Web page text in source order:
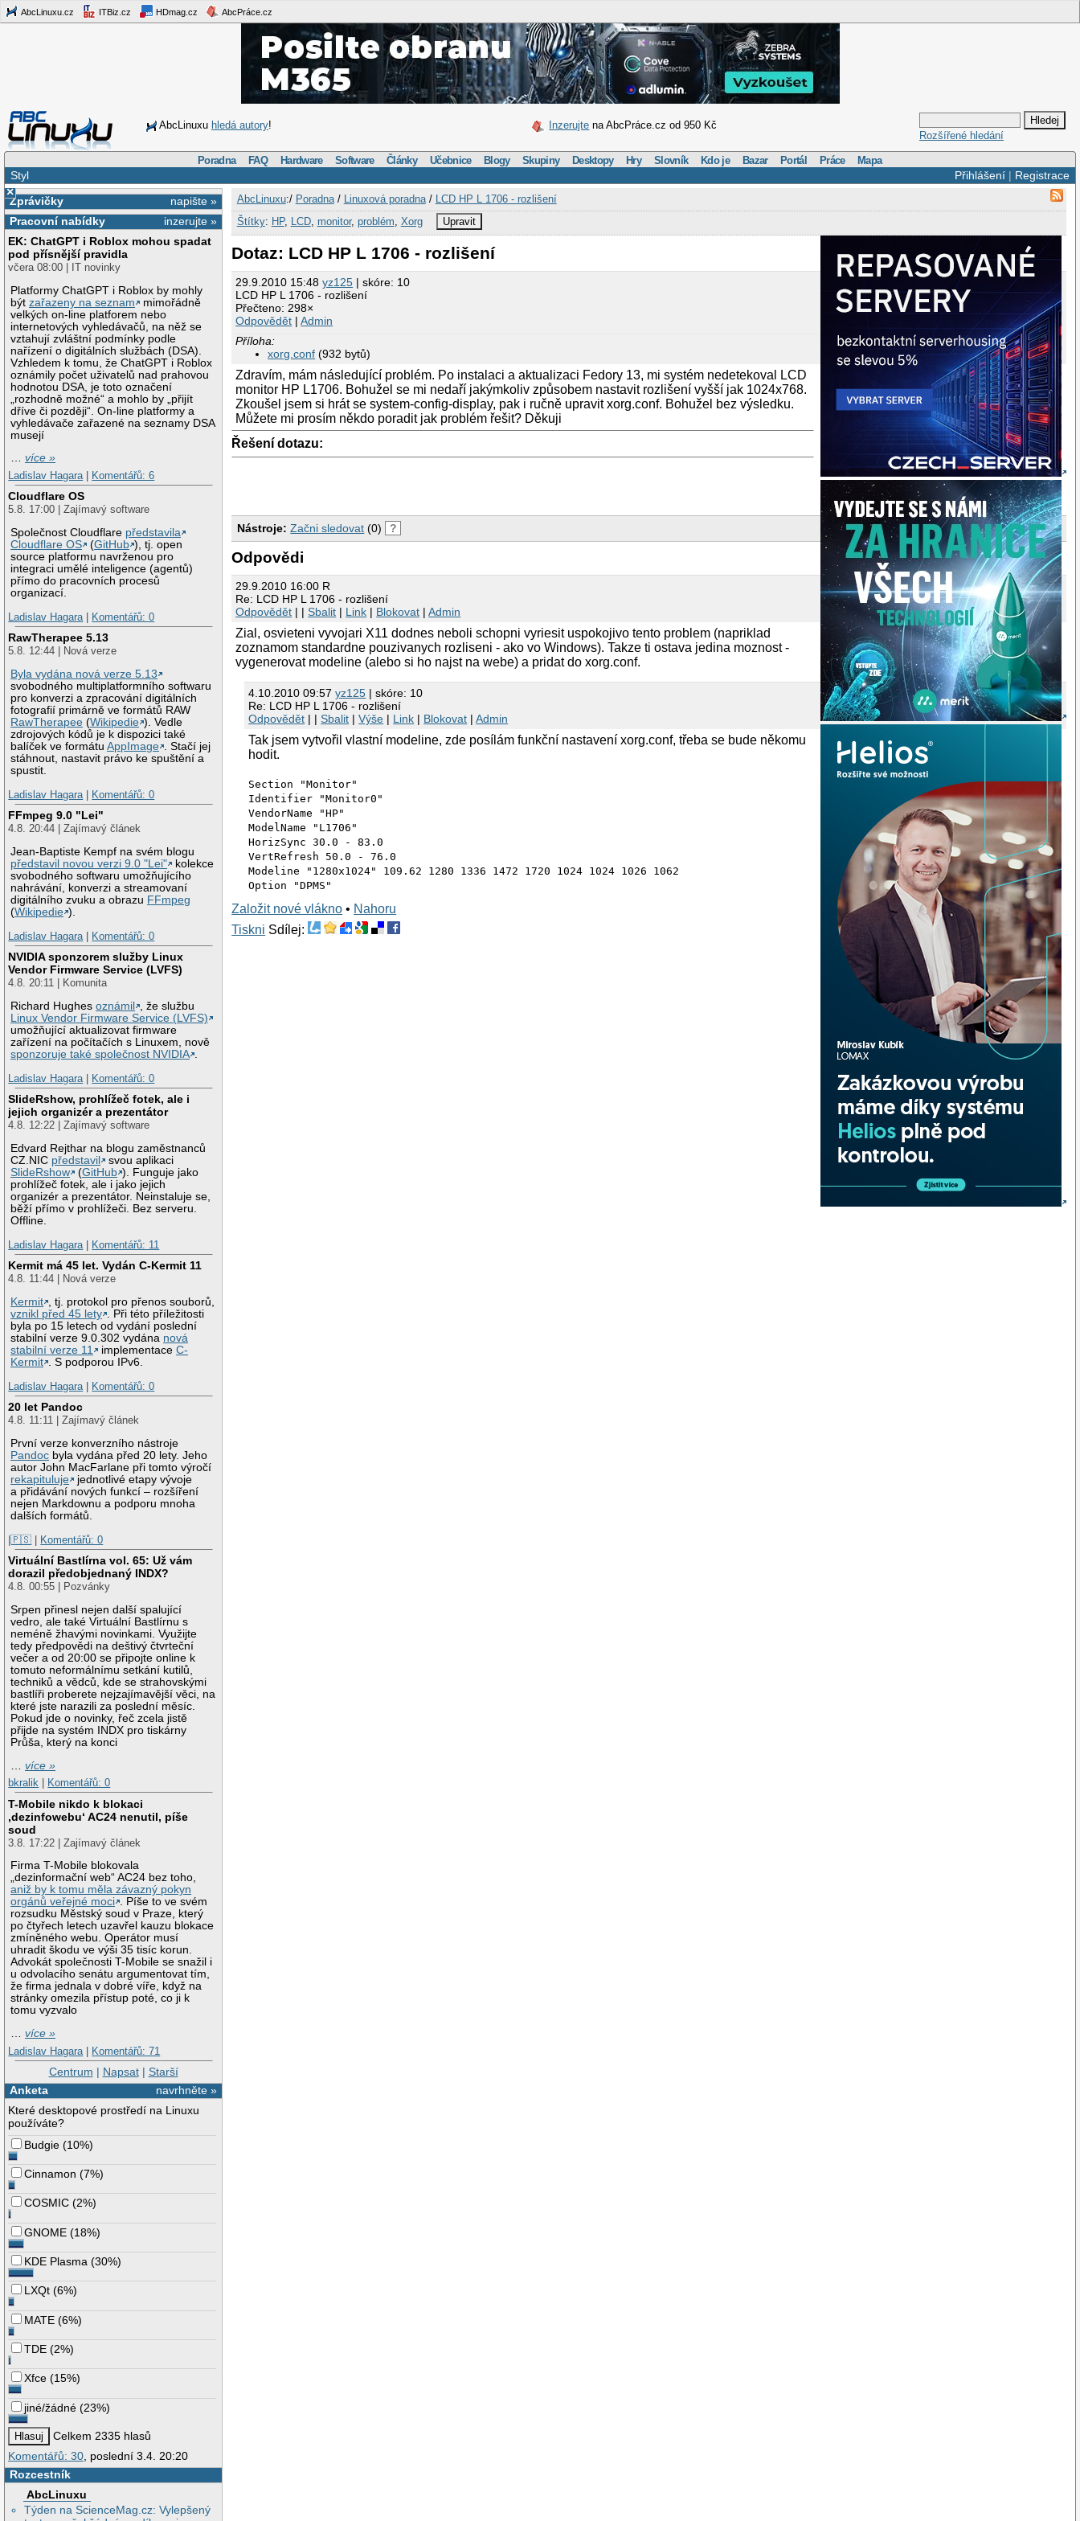
AbcLinuxu.cz ITBiz.cz HDmag.cz AbcPráce.cz
AbcLinuxu hledá autory! Inzerujte na AbcPráce.cz od 950 Kč
Rozšířené hledání
Poradna FAQ Hardware Software Články Učebnice Blogy Skupiny Desktopy Hry Slovník Kdo je Bazar Portál Práce Mapa
Přihlášení| Registrace
Styl
×
napište »
Zprávičky
inzerujte »
Pracovní nabídky
EK: ChatGPT i Roblox mohou spadat
pod přísnější pravidla
včera 08:00 | IT novinky
Platformy ChatGPT i Roblox by mohly
býtzařazeny na seznam
mimořádně
velkých on-line platforem nebo
internetových vyhledávačů, na něž se
vztahují zvláštní podmínky podle
nařízení o digitálních službách (DSA).
Vzhledem k tomu, že ChatGPT i Roblox
oznámily počet uživatelů nad prahovou
hodnotou DSA, je toto označení
„rozhodně možné“ a mohlo by „přijít
dříve či později“. On-line platformy a
vyhledávače zařazené na seznamy DSA
musejí
…více »
Ladislav Hagara
Komentářů: 6
Cloudflare OS
5.8. 17:00 | Zajímavý software
Společnost Cloudflare představila
Cloudflare OS
(GitHub ), tj. open
source platformu navrženou pro
integraci umělé inteligence (agentů)
přímo do pracovních procesů
organizací.
Ladislav Hagara
Komentářů: 0
RawTherapee 5.13
5.8. 12:44 | Nová verze
Byla vydána nová verze 5.13
svobodného multiplatformního softwaru
pro konverzi a zpracování digitálních
fotografií primárně ve formátů RAW
RawTherapee (Wikipedie ). Vedle
zdrojových kódů je k dispozici také
balíček ve formátuAppImage . Stačí jej
stáhnout, nastavit právo ke spuštění a
spustit.
Ladislav Hagara
Komentářů: 0
FFmpeg 9.0 "Lei"
4.8. 20:44 | Zajímavý článek
Jean-Baptiste Kempf na svém blogu
představil novou verzi 9.0 "Lei"
kolekce
svobodného softwaru umožňujícího
nahrávání, konverzi a streamovaní
digitálního zvuku a obrazu FFmpeg
(Wikipedie ).
Ladislav Hagara
Komentářů: 0
NVIDIA sponzorem služby Linux
Vendor Firmware Service (LVFS)
4.8. 20:11 | Komunita
Richard Hughesoznámil
, že službu
Linux Vendor Firmware Service (LVFS)
umožňující aktualizovat firmware
zařízení na počítačích s Linuxem, nově
sponzoruje také společnost NVIDIA .
Ladislav Hagara | Komentářů: 0
SlideRshow, prohlížeč fotek, ale i
jejich organizér a prezentátor
4.8. 12:22 | Zajímavý software
Edvard Rejthar na blogu zaměstnanců
CZ.NIC představil
svou aplikaci
SlideRshow
(GitHub ). Funguje jako
prohlížeč fotek, ale i jako jejich
organizér a prezentátor. Neinstaluje se,
běží přímo v prohlížeči. Bez serveru.
Offline.
Ladislav Hagara | Komentářů: 11
Kermit má 45 let. Vydán C-Kermit 11
4.8. 11:44 | Nová verze
Kermit , tj. protokol pro přenos souborů,
vznikl před 45 lety . Při této příležitosti
byla po 15 letech od vydání poslední
stabilní verze 9.0.302 vydána nová
stabilní verze 11
implementaceC-
Kermit . S podporou IPv6.
Ladislav Hagara | Komentářů: 0
20 let Pandoc
4.8. 11:11 | Zajímavý článek
První verze konverzního nástroje
Pandoc byla vydána před 20 lety. Jeho
autor John MacFarlane při tomto výročí
rekapituluje
jednotlivé etapy vývoje
a přidávání nových funkcí – rozšíření
nejen Markdownu a podporu mnoha
dalších formátů.
|🇵🇸 | Komentářů: 0
Virtuální Bastlírna vol. 65: Už vám
dorazil předobjednaný INDX?
4.8. 00:55 | Pozvánky
Srpen přinesl nejen další spalující
vedro, ale také Virtuální Bastlírnu s
neméně žhavými novinkami. Využijte
tedy předpovědi na deštivý čtvrteční
večer a od 20:00 se připojte online k
tomuto neformálnímu setkání kutilů,
techniků a vědců, kde se strahovskými
bastlíři proberete nejzajímavější věci, na
které jste narazili za poslední měsíc.
Pokud jde o novinky, řeč zcela jistě
přijde na systém INDX pro tiskárny
Průša, který na konci
…více »
bkralik
Komentářů: 0
T-Mobile nikdo k blokaci
‚dezinfowebu‘ AC24 nenutil, píše
soud
3.8. 17:22 | Zajímavý článek
Firma T-Mobile blokovala
„dezinformační web“ AC24 bez toho,
aniž by k tomu měla závazný pokyn
orgánů veřejné moci . Píše to ve svém
rozsudku Městský soud v Praze, který
po čtyřech letech uzavřel kauzu blokace
zmíněného webu. Operátor musí
uhradit škodu ve výši 35 tisíc korun.
Advokát společnosti T-Mobile se snažil i
u odvolacího senátu argumentovat tím,
že firma jednala v dobré víře, když na
stránky omezila přístup poté, co ji k
tomu vyzvalo
…více »
Ladislav Hagara | Komentářů: 71
Centrum | Napsat| Starší
navrhněte »
Anketa
Které desktopové prostředí na Linuxu
používáte?
Budgie (10%)
Cinnamon (7%)
COSMIC (2%)
GNOME (18%)
KDE Plasma (30%)
LXQt (6%)
MATE (6%)
TDE (2%)
Xfce (15%)
jiné/žádné (23%)
Celkem 2335 hlasů
Komentářů: 30, poslední 3.4. 20:20
Rozcestník
AbcLinuxu
Týden na ScienceMag.cz: Vylepšený
AbcLinuxu:/ Poradna/ Linuxová poradna/ LCD HP L 1706 - rozlišení
Štítky: HP, LCD, monitor, problém Xorg Upravit
Dotaz: LCD HP L 1706 - rozlišení
29.9.2010 15:48yz125 | skóre: 10
LCD HP L 1706 - rozlišení
Přečteno: 298×
Odpovědět |Admin
Příloha:
xorg.conf (932 bytů)
Zdravím, mám následující problém. Po instalaci a aktualizaci Fedory 13, mi systém nedetekoval LCD
monitor HP L1706. Bohužel se mi nedaří jakýmkoliv způsobem nastavit rozlišení vyšší jak 1024x768.
Zkoušel jsem si hrát se system-config-display, pak i ručně upravit xorg.conf. Bohužel bez výsledku.
Můžete mi prosím někdo poradit jak problém řešit? Děkuji
Řešení dotazu:
Nástroje: Začni sledovat (0) ?
Odpovědi
29.9.2010 16:00 R
Re: LCD HP L 1706 - rozlišení
Odpovědět | |Sbalit | Link | Blokovat |Admin
Zial, osvieteni vyvojari X11 dodnes neboli schopni vyriesit uspokojivo tento problem (napriklad
zoznamom standardne pouzivanych rozliseni - ako vo Windows). Takze ti ostava jedina moznost -
vygenerovat modeline (alebo si ho najst na webe) a pridat do xorg.conf.
4.10.2010 09:57yz125 | skóre: 10
Re: LCD HP L 1706 - rozlišení
Odpovědět | |Sbalit |Výše | Link | Blokovat |Admin
Tak jsem vytvořil vlastní modeline, zde posílám funkční nastavení xorg.conf, třeba se bude někomu
hodit.
Section "Monitor"
Identifier "Monitor0"
VendorName "HP"
ModelName "L1706"
HorizSync 30.0 - 83.0
VertRefresh 50.0 - 76.0
Modeline "1280x1024" 109.62 1280 1336 1472 1720 1024 1024 1026 1062
Option "DPMS"
Založit nové vlákno • Nahoru
Tiskni Sdílej: